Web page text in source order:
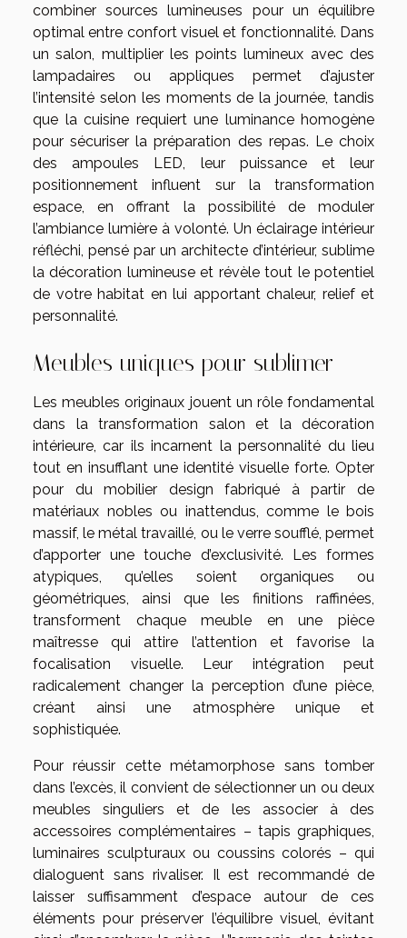
combiner sources lumineuses pour un équilibre
optimal entre confort visuel et fonctionnalité. Dans
un salon, multiplier les points lumineux avec des
lampadaires ou appliques permet d’ajuster
l’intensité selon les moments de la journée, tandis
que la cuisine requiert une luminance homogène
pour sécuriser la préparation des repas. Le choix
des ampoules LED, leur puissance et leur
positionnement influent sur la transformation
espace, en offrant la possibilité de moduler
l’ambiance lumière à volonté. Un éclairage intérieur
réfléchi, pensé par un architecte d’intérieur, sublime
la décoration lumineuse et révèle tout le potentiel
de votre habitat en lui apportant chaleur, relief et
personnalité.
Meubles uniques pour sublimer
Les meubles originaux jouent un rôle fondamental
dans la transformation salon et la décoration
intérieure, car ils incarnent la personnalité du lieu
tout en insufflant une identité visuelle forte. Opter
pour du mobilier design fabriqué à partir de
matériaux nobles ou inattendus, comme le bois
massif, le métal travaillé, ou le verre soufflé, permet
d’apporter une touche d’exclusivité. Les formes
atypiques, qu’elles soient organiques ou
géométriques, ainsi que les finitions raffinées,
transforment chaque meuble en une pièce
maîtresse qui attire l’attention et favorise la
focalisation visuelle. Leur intégration peut
radicalement changer la perception d’une pièce,
créant ainsi une atmosphère unique et
sophistiquée.
Pour réussir cette métamorphose sans tomber
dans l’excès, il convient de sélectionner un ou deux
meubles singuliers et de les associer à des
accessoires complémentaires – tapis graphiques,
luminaires sculpturaux ou coussins colorés – qui
dialoguent sans rivaliser. Il est recommandé de
laisser suffisamment d’espace autour de ces
éléments pour préserver l’équilibre visuel, évitant